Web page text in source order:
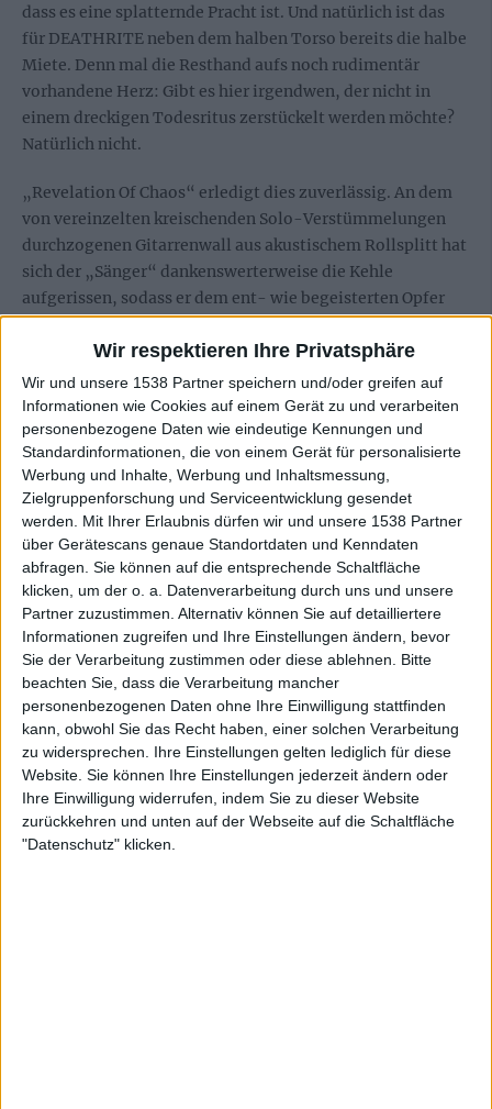
Wir respektieren Ihre Privatsphäre
Wir und unsere 1538 Partner speichern und/oder greifen auf
Informationen wie Cookies auf einem Gerät zu und verarbeiten
personenbezogene Daten wie eindeutige Kennungen und
Standardinformationen, die von einem Gerät für personalisierte
Werbung und Inhalte, Werbung und Inhaltsmessung,
Zielgruppenforschung und Serviceentwicklung gesendet
werden.
Mit Ihrer Erlaubnis dürfen wir und unsere 1538 Partner
über Gerätescans genaue Standortdaten und Kenndaten
abfragen. Sie können auf die entsprechende Schaltfläche
klicken, um der o. a. Datenverarbeitung durch uns und unsere
Partner zuzustimmen. Alternativ können Sie auf detailliertere
Informationen zugreifen und Ihre Einstellungen ändern, bevor
Sie der Verarbeitung zustimmen oder diese ablehnen.
Bitte
beachten Sie, dass die Verarbeitung mancher
personenbezogenen Daten ohne Ihre Einwilligung stattfinden
kann, obwohl Sie das Recht haben, einer solchen Verarbeitung
zu widersprechen. Ihre Einstellungen gelten lediglich für diese
Website. Sie können Ihre Einstellungen jederzeit ändern oder
Ihre Einwilligung widerrufen, indem Sie zu dieser Website
zurückkehren und unten auf der Webseite auf die Schaltfläche
"Datenschutz" klicken.
dass es eine splatternde Pracht ist. Und natürlich ist das
für DEATHRITE neben dem halben Torso bereits die halbe
Miete. Denn mal die Resthand aufs noch rudimentär
vorhandene Herz: Gibt es hier irgendwen, der nicht in
einem dreckigen Todesritus zerstückelt werden möchte?
Natürlich nicht.
„Revelation Of Chaos“ erledigt dies zuverlässig. An dem
von vereinzelten kreischenden Solo-Verstümmelungen
durchzogenen Gitarrenwall aus akustischem Rollsplitt hat
sich der „Sänger“ dankenswerterweise die Kehle
aufgerissen, sodass er dem ent- wie begeisterten Opfer
wie ein von John Tardy besessener Marc Grewe seine
erfreulichen Botschaften ins Gesicht ballert. Inhaltlich
wird die Apokalypse in allen Schattierungen skizziert –
und was anderes hätte man dieser mit ordentlicher Punk-
Kante versehenen Ausgeburt eines Albums auch nicht
abgekauft.
„Revelation Of Chaos“ ist ein Oldschool-DM-Banger mit
Iro und schwarz-weißen Patches britischer Achtziger-
Combos auf der Nieten-Kutte. DEATHRITE schlagen
ihrem Death Metal die Crust-Sporen ins faulige Fleisch.
Das lässt ihn zwar wenig feinmotorisch, aber dafür umso
vehementer und zielstrebiger ins Ziel, das heißt das
Gesicht und die Gedärme des Hörers, preschen.
Damit ist „Revelation Of Chaos“ insgesamt so
rücksichtsvoll wie eine Herde tollwütiger Grizzlys auf
Absinth. Aber irgendwie bedrohlicher.